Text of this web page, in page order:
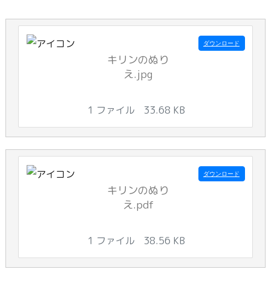
キリンのぬり
え.jpg
1 ファイル 33.68 KB
ダウンロード
キリンのぬり
え.pdf
1 ファイル 38.56 KB
ダウンロード